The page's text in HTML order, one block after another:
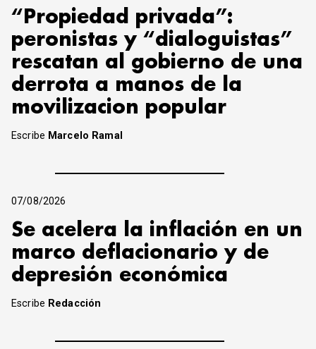
“Propiedad privada”:
peronistas y “dialoguistas”
rescatan al gobierno de una
derrota a manos de la
movilizacion popular
Escribe Marcelo Ramal
07/08/2026
Se acelera la inflación en un
marco deflacionario y de
depresión económica
Escribe Redacción